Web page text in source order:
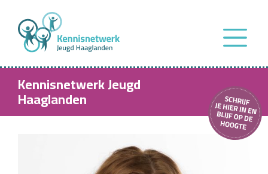
Kennisnetwerk Jeugd
Haaglanden